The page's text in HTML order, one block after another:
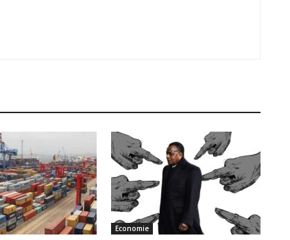
Economie